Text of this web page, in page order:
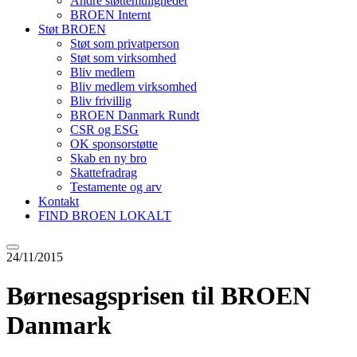
BROEN Internt
Støt BROEN
Støt som privatperson
Støt som virksomhed
Bliv medlem
Bliv medlem virksomhed
Bliv frivillig
BROEN Danmark Rundt
CSR og ESG
OK sponsorstøtte
Skab en ny bro
Skattefradrag
Testamente og arv
Kontakt
FIND BROEN LOKALT
24/11/2015
Børnesagsprisen til BROEN
Danmark